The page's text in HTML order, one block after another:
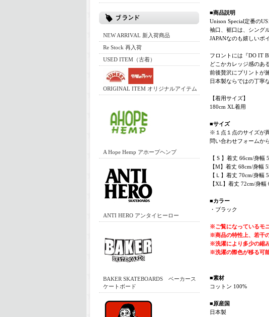
NEW ARRIVAL 新入荷商品
Re Stock 再入荷
USED ITEM（古着）
ORIGINAL ITEM オリジナルアイテム
A Hope Hemp アホープヘンプ
ANTI HERO アンタイヒーロー
BAKER SKATEBOARDS ベーカース
ケートボード
■商品説明
Unison Special定番の
袖口、裾口は、シング
JAPANなのも嬉しいポ
フロントには『DO IT
どこかカレッジ感のあ
前後贅沢にプリントが
日本製ならではの丁寧
【着用サイズ】
180cm XL着用
■サイズ
※１点１点のサイズが
問い合わせフォームか
【 S 】着丈 66cm/身幅
【M】着丈 68cm/身幅
【Ｌ】着丈 70cm/身幅
【XL】着丈 72cm/身
■カラー
・ブラック
※ご覧になっているモ
※商品の特性上、若干
※洗濯により多少の縮
※洗濯の際色が移る可
■素材
コットン 100%
■原産国
日本製